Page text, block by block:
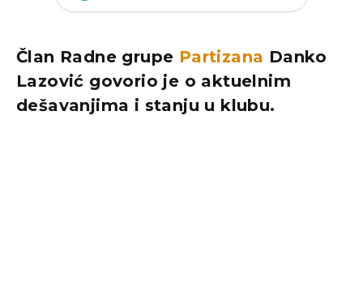
Član Radne grupe Partizana Danko
Lazović govorio je o aktuelnim
dešavanjima i stanju u klubu.